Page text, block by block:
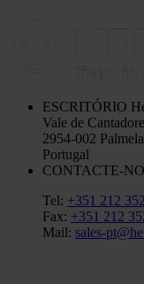
ESCRITÓRIO
Vale de
2954-002 Palmela
Portugal
CONTACTE-
Tel: +351 212
Fax: +351 212
Mail: sales-